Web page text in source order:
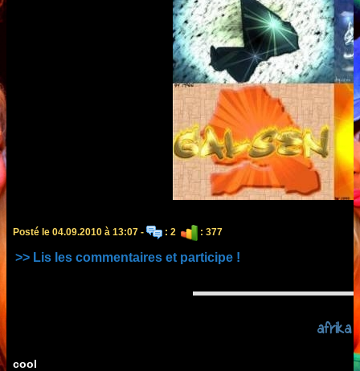
Posté le 04.09.2010 à 13:07 - : 2 : 377
>> Lis les commentaires et participe !
afrika
cool